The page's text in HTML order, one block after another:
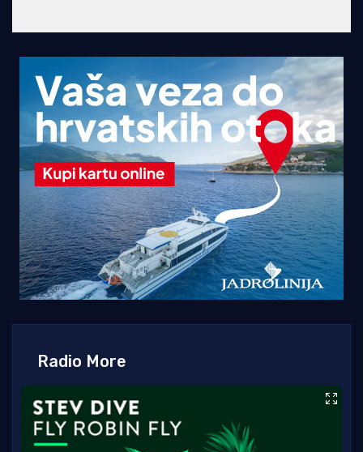
Radio More